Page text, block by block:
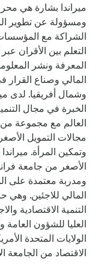
ميراندا بشارة هي محررة
ومسؤولة عن تطوير
الشراكة مع المؤسسات
التعلم بين الأقران عبر
المعرفة ونشر
المالي وصناع القرار
الخبرة في مجال
العالم مع مجموعة من
مجالات التمويل
وتمكين المرأة.
الأصغر من جامعة
ومدربة معتمدة على
المالي للاجئين. وهي
التنمية الاقتصادية
العليا للشؤون العامة
الولايات المتحدة
الاقتصاد من الجامعة